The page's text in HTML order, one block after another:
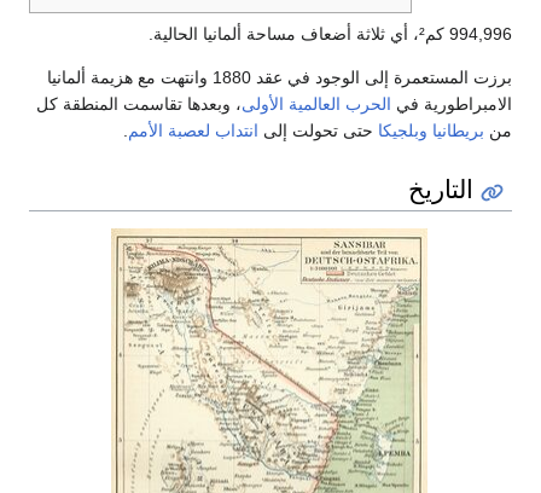
994,996 كم²، أي ثلاثة أضعاف مساحة ألمانيا الحالية.
برزت المستعمرة إلى الوجود في عقد 1880 وانتهت مع هزيمة ألمانيا
الامبراطورية فيالحرب العالمية الأولى، وبعدها تقاسمت المنطقة كل
منبريطانيا وبلجيكاحتى تحولت إلىانتداب لعصبة الأمم.
التاريخ